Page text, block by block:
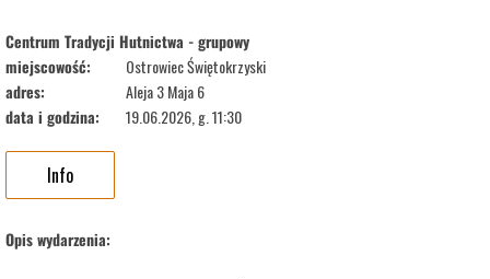
Centrum Tradycji Hutnictwa - grupowy
miejscowość:
Ostrowiec Świętokrzyski
adres:
Aleja 3 Maja 6
data i godzina:
19.06.2026, g. 11:30
Info
Opis wydarzenia: